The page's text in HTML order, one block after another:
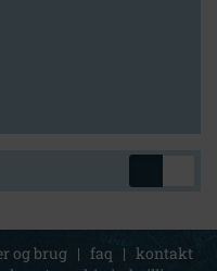
og brug | faq | kontakt